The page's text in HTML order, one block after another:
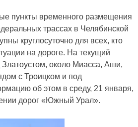
пункты временного размещения
трассах в Челябинской
круглосуточно для всех, кто
на дороге. На текущий
около Миасса, Аши,
с Троицком и под
об этом в среду, 21 января,
дорог «Южный Урал».